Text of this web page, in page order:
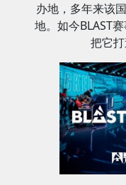
办地，多年来该
地。如今BLAST
把它打